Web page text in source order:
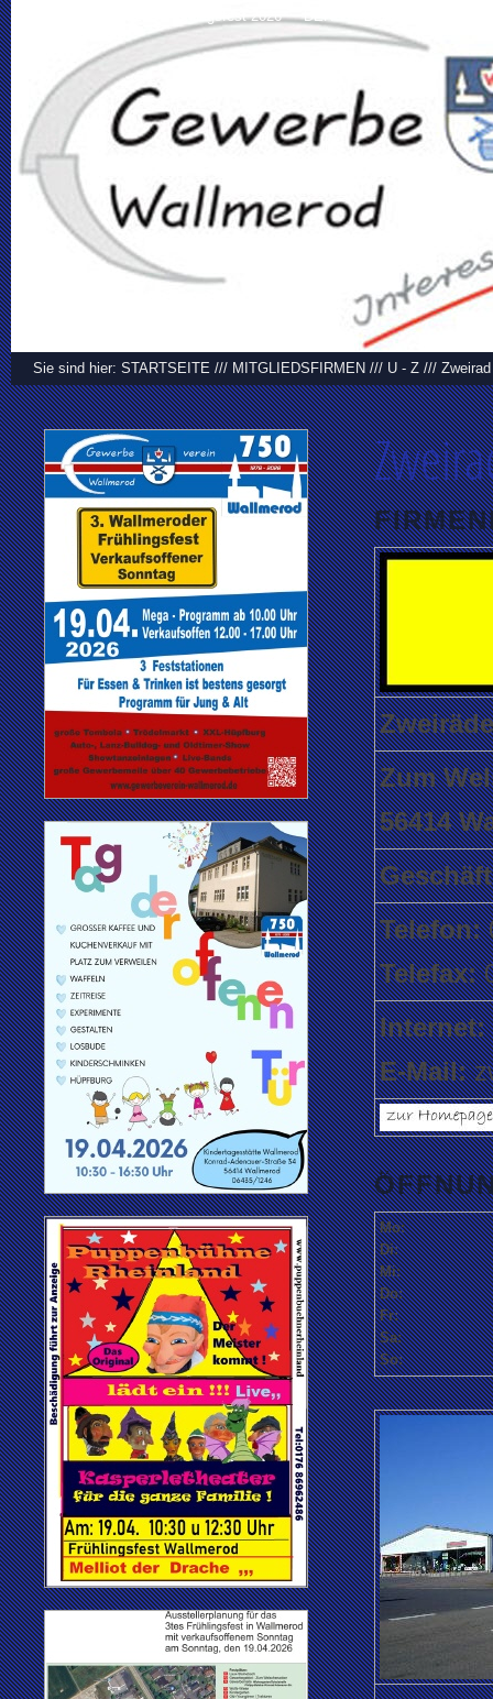
Frühlingsfest 2026 DER VEREIN
Sie sind hier: STARTSEITE /// MITGLIEDSFIRMEN /// U - Z ///
Zum
56414
Telefon:
Telefax:
Internet:
E-Mail:
Mo:
Di:
Mi:
Do:
Fr:
Sa:
So: